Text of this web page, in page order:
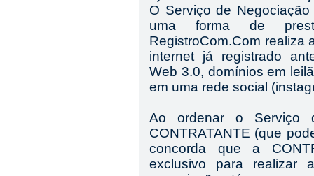
O Serviço de
uma forma de
RegistroCom.Com
internet já registrado
Web 3.0, domínios em
em uma rede social
Ao ordenar o Serviço
CONTRATANTE (que
concorda que a
exclusivo para realizar